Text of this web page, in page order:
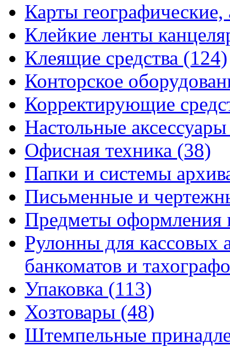
Карты
Клейкие ленты
Клеящие средства (124)
Конторское
Корректирующие
Настольные
Офисная техника (38)
Папки и системы
Письменные и
Предметы оформления
Рулонны для кассовых
банкоматов и
Упаковка (113)
Хозтовары (48)
Штемпельные